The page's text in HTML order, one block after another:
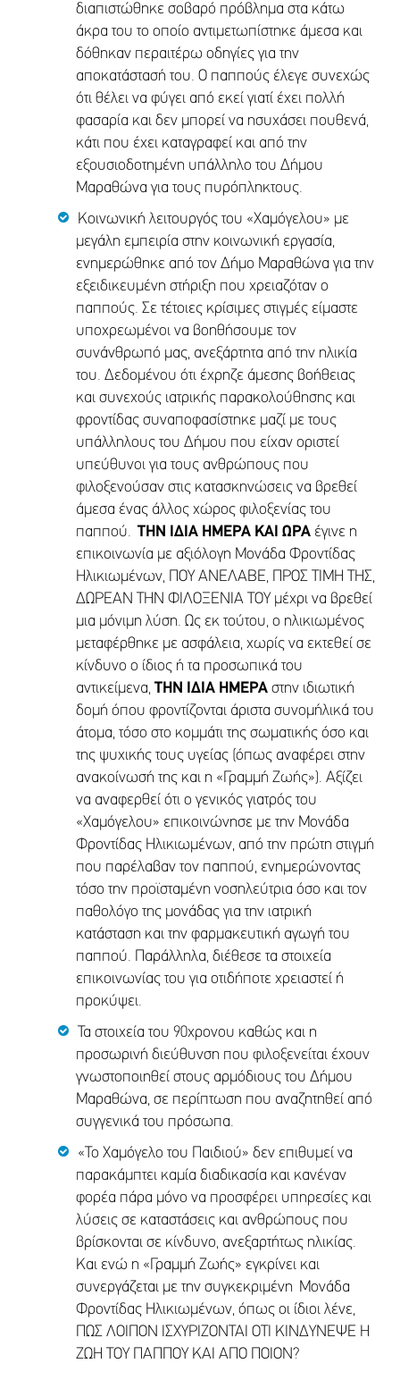
διαπιστώθηκε σοβαρό πρόβλημα στα κάτω
άκρα του το οποίο αντιμετωπίστηκε άμεσα και
δόθηκαν περαιτέρω οδηγίες για την
αποκατάστασή του. Ο παππούς έλεγε συνεχώς
ότι θέλει να φύγει από εκεί γιατί έχει πολλή
φασαρία και δεν μπορεί να ησυχάσει πουθενά,
κάτι που έχει καταγραφεί και από την
εξουσιοδοτημένη υπάλληλο του Δήμου
Μαραθώνα για τους πυρόπληκτους.
Κοινωνική λειτουργός του «Χαμόγελου» με
μεγάλη εμπειρία στην κοινωνική εργασία,
ενημερώθηκε από τον Δήμο Μαραθώνα για την
εξειδικευμένη στήριξη που χρειαζόταν ο
παππούς. Σε τέτοιες κρίσιμες στιγμές είμαστε
υποχρεωμένοι να βοηθήσουμε τον
συνάνθρωπό μας, ανεξάρτητα από την ηλικία
του. Δεδομένου ότι έχρηζε άμεσης βοήθειας
και συνεχούς ιατρικής παρακολούθησης και
φροντίδας συναποφασίστηκε μαζί με τους
υπάλληλους του Δήμου που είχαν οριστεί
υπεύθυνοι για τους ανθρώπους που
φιλοξενούσαν στις κατασκηνώσεις να βρεθεί
άμεσα ένας άλλος χώρος φιλοξενίας του
παππού. ΤΗΝ ΙΔΙΑ ΗΜΕΡΑ ΚΑΙ ΩΡΑ έγινε η
επικοινωνία με αξιόλογη Μονάδα Φροντίδας
Ηλικιωμένων, ΠΟΥ ΑΝΕΛΑΒΕ, ΠΡΟΣ ΤΙΜΗ ΤΗΣ,
ΔΩΡΕΑΝ ΤΗΝ ΦΙΛΟΞΕΝΙΑ ΤΟΥ μέχρι να βρεθεί
μια μόνιμη λύση. Ως εκ τούτου, ο ηλικιωμένος
μεταφέρθηκε με ασφάλεια, χωρίς να εκτεθεί σε
κίνδυνο ο ίδιος ή τα προσωπικά του
αντικείμενα, ΤΗΝ ΙΔΙΑ ΗΜΕΡΑ στην ιδιωτική
δομή όπου φροντίζονται άριστα συνομήλικά του
άτομα, τόσο στο κομμάτι της σωματικής όσο και
της ψυχικής τους υγείας (όπως αναφέρει στην
ανακοίνωσή της και η «Γραμμή Ζωής»). Αξίζει
να αναφερθεί ότι ο γενικός γιατρός του
«Χαμόγελου» επικοινώνησε με την Μονάδα
Φροντίδας Ηλικιωμένων, από την πρώτη στιγμή
που παρέλαβαν τον παππού, ενημερώνοντας
τόσο την προϊσταμένη νοσηλεύτρια όσο και τον
παθολόγο της μονάδας για την ιατρική
κατάσταση και την φαρμακευτική αγωγή του
παππού. Παράλληλα, διέθεσε τα στοιχεία
επικοινωνίας του για οτιδήποτε χρειαστεί ή
προκύψει.
Τα στοιχεία του 90χρονου καθώς και η
προσωρινή διεύθυνση που φιλοξενείται έχουν
γνωστοποιηθεί στους αρμόδιους του Δήμου
Μαραθώνα, σε περίπτωση που αναζητηθεί από
συγγενικά του πρόσωπα.
«Το Χαμόγελο του Παιδιού» δεν επιθυμεί να
παρακάμπτει καμία διαδικασία και κανέναν
φορέα πάρα μόνο να προσφέρει υπηρεσίες και
λύσεις σε καταστάσεις και ανθρώπους που
βρίσκονται σε κίνδυνο, ανεξαρτήτως ηλικίας.
Και ενώ η «Γραμμή Ζωής» εγκρίνει και
συνεργάζεται με την συγκεκριμένη Μονάδα
Φροντίδας Ηλικιωμένων, όπως οι ίδιοι λένε,
ΠΩΣ ΛΟΙΠΟΝ ΙΣΧΥΡΙΖΟΝΤΑΙ ΟΤΙ ΚΙΝΔΥΝΕΨΕ Η
ΖΩΗ ΤΟΥ ΠΑΠΠΟΥ ΚΑΙ ΑΠΟ ΠΟΙΟΝ?